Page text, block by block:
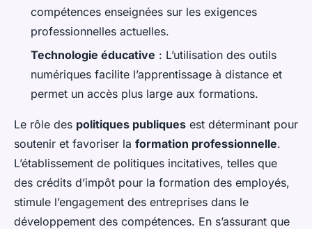
compétences enseignées sur les exigences
professionnelles actuelles.
Technologie éducative : L’utilisation des outils
numériques facilite l’apprentissage à distance et
permet un accès plus large aux formations.
Le rôle des politiques publiques est déterminant pour
soutenir et favoriser la formation professionnelle.
L’établissement de politiques incitatives, telles que
des crédits d’impôt pour la formation des employés,
stimule l’engagement des entreprises dans le
développement des compétences. En s’assurant que